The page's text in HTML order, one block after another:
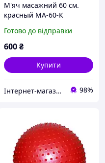
М'яч масажний 60 см.
красный MA-60-К
Готово до відправки
600₴
Купити
Інтернет-магазин спорттоварів "SprinterSport" 98%